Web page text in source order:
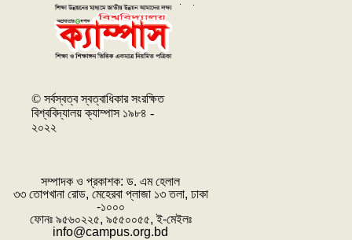
© সর্বস্বত্ব স্বত্বাধিকার সংরক্ষিত
বিশ্ববিদ্যালয় ক্যাম্পাস ১৯৮৪ -
২০২২
সম্পাদক ও প্রকাশক: ‌ড. এম হেলাল
৩৩ তোপখানা রোড, মেহেরবা প্লাজা ১৩ তলা, ঢাকা
-১০০০
ফোনঃ ৯৫৬০২২৫, ৯৫৫০০৫৫, ই-মেইলঃ
info@campus.org.bd